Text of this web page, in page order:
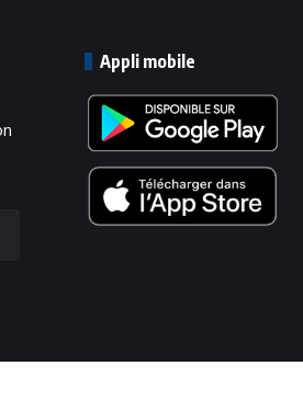
Appli mobile